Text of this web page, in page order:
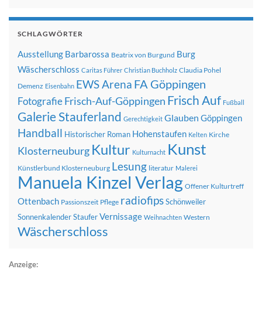
SCHLAGWÖRTER
Ausstellung Barbarossa Beatrix von Burgund Burg
Wäscherschloss Caritas Führer Christian Buchholz Claudia Pohel
Demenz Eisenbahn EWS Arena FA Göppingen
FotografieFrisch-Auf-Göppingen Frisch Auf Fußball
Galerie Stauferland Gerechtigkeit Glauben Göppingen
Handball Historischer Roman Hohenstaufen Kelten Kirche
Klosterneuburg Kultur Kulturnacht Kunst
Künstlerbund Klosterneuburg Lesung literatur Malerei
Manuela Kinzel Verlag Offener Kulturtreff
Ottenbach Passionszeit Pflege radiofipsSchönweiler
SonnenkalenderStauferVernissage Weihnachten Western
Wäscherschloss
Anzeige: